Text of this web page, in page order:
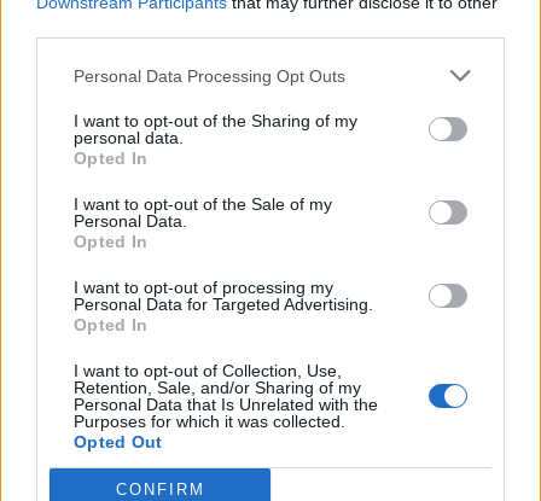
Personal Data Processing Opt Outs
I want to opt-out of the Sharing of my
personal data.
Opted In
I want to opt-out of the Sale of my
Personal Data.
Opted In
I want to opt-out of processing my
Personal Data for Targeted Advertising.
Opted In
I want to opt-out of Collection, Use,
Retention, Sale, and/or Sharing of my
Personal Data that Is Unrelated with the
Purposes for which it was collected.
Opted Out
CONFIRM
Csökkenti Józsefváros az üresen álló lakásállományát